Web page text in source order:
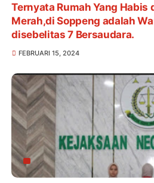
Ternyata Rumah Yang Habis diLalap Si jago
Merah,di Soppeng adalah Warga Penyandang
disebelitas 7 Bersaudara.
FEBRUARI 15, 2024